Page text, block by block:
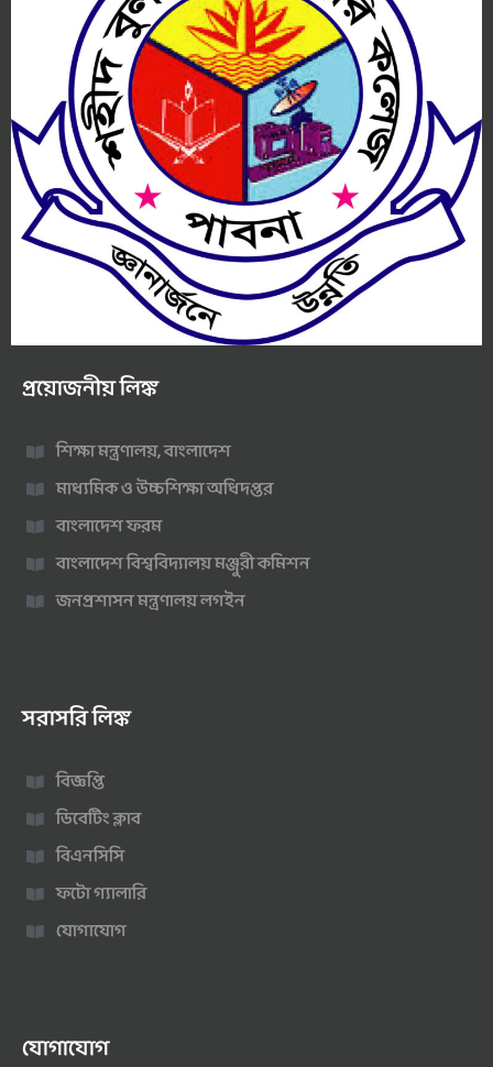
প্রয়োজনীয় লিঙ্ক
শিক্ষা মন্ত্রণালয়, বাংলাদেশ
মাধ্যমিক ও উচ্চশিক্ষা অধিদপ্তর
বাংলাদেশ ফরম
বাংলাদেশ বিশ্ববিদ্যালয় মঞ্জুরী কমিশন
জনপ্রশাসন মন্ত্রণালয় লগইন
সরাসরি লিঙ্ক
বিজ্ঞপ্তি
ডিবেটিং ক্লাব
বিএনসিসি
ফটো গ্যালারি
যোগাযোগ
যোগাযোগ